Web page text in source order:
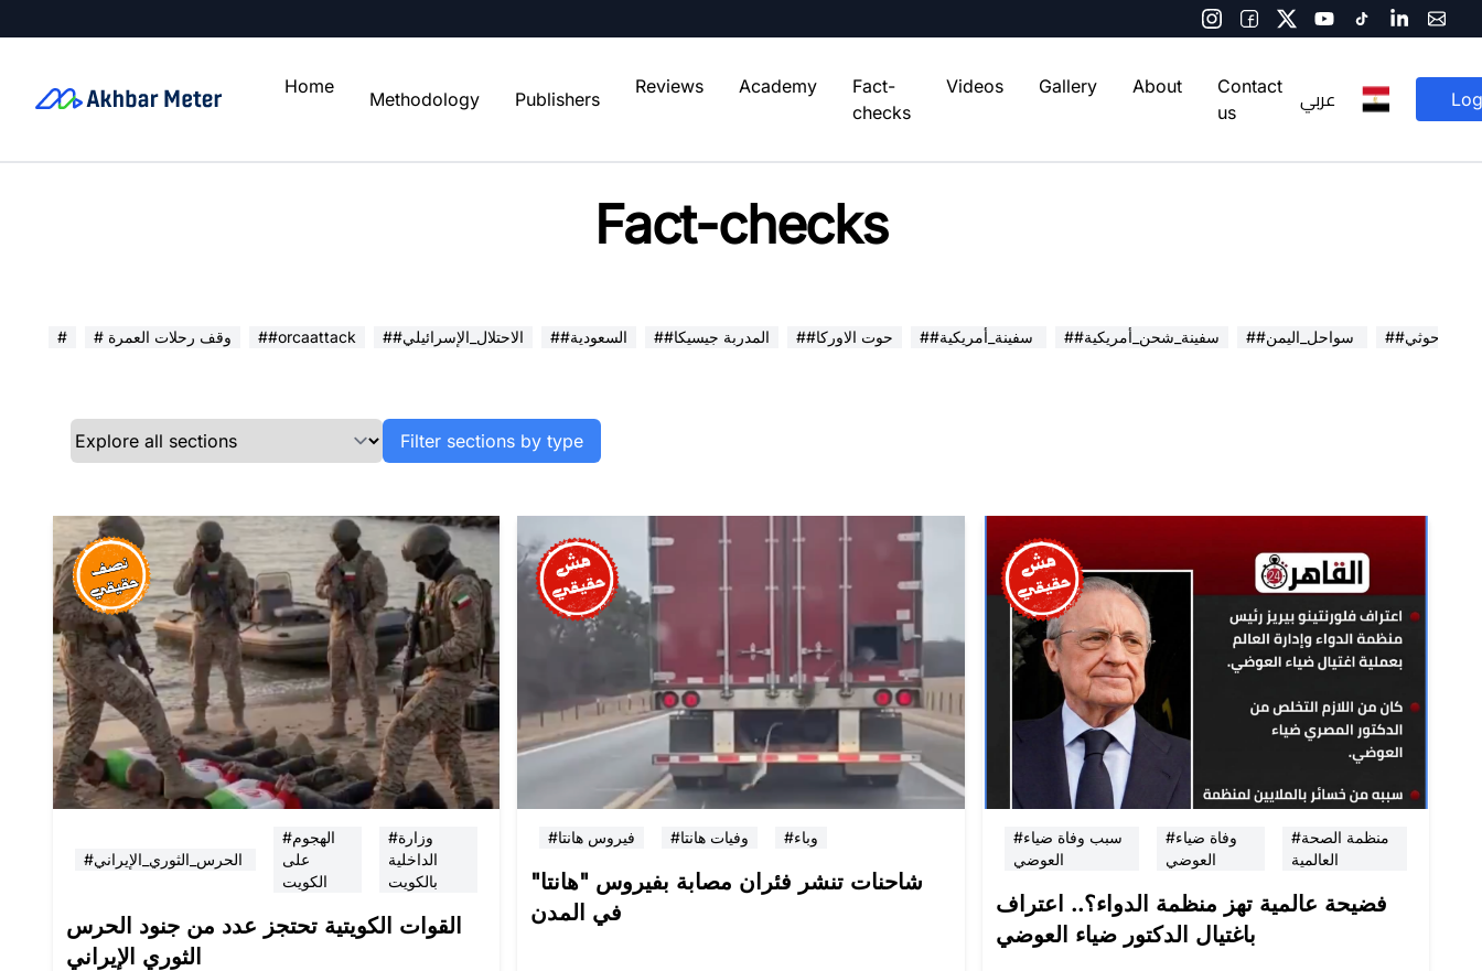
Home
Methodology Publishers
Reviews Academy
Fact-
checks
Videos Gallery About
Contact
us
عربي
Fact-checks
# # وقف رحلات العمرة ##orcaattack ##الاحتلال_الإسرائيلي ##السعودية ##المدربة جيسيكا ##حوت الاوركا ##سفينة_شحن_أمريكية
Filter sections by type
#الهجوم
على
الكويت
#وزارة
الداخلية
بالكويت
القوات الكويتية تحتجز عدد من جنود الحرس
الثوري الإيراني
#فيروس هانتا #وفيات هانتا #وباء
شاحنات تنشر فئران مصابة بفيروس "هانتا"
في المدن
#سبب وفاة ضياء
العوضي
#وفاة ضياء
العوضي
#منظمة الصحة
العالمية
فضيحة عالمية تهز منظمة الدواء؟.. اعتراف
باغتيال الدكتور ضياء العوضي